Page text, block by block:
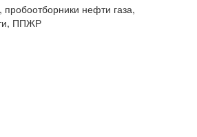
нефти газа,
ППЖР